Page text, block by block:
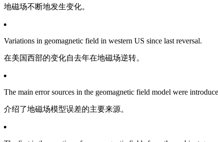
地磁场不断地发生变化。
Variations in geomagnetic field in western US since last reversal.
在美国西部的变化自去年在地磁场逆转。
The main error sources in the geomagnetic field model were
介绍了地磁场模型误差的主要来源。